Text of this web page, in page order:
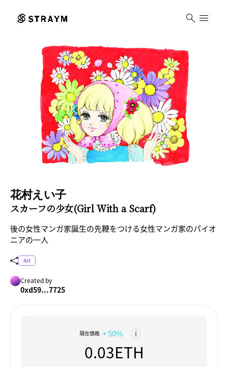
search menu
花村えい子
スカーフの少女(Girl With a Scarf)
後の女性マンガ家誕生の先鞭をつける女性マンガ家のパイオ
ニアの一人
Art
Created by
0xd59...7725
現在価格 + 50%
0.03ETH